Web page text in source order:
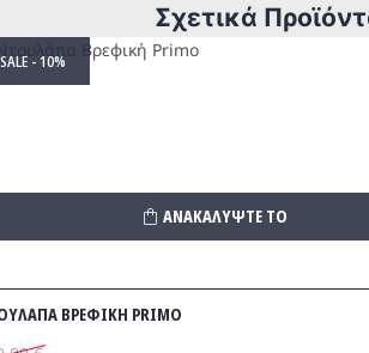
Σχετικά
SALE - 10%
BΡΕΦΙΚΗ PRIMO
ΑΝΑΚΑΛΥΨΤΕ ΤΟ